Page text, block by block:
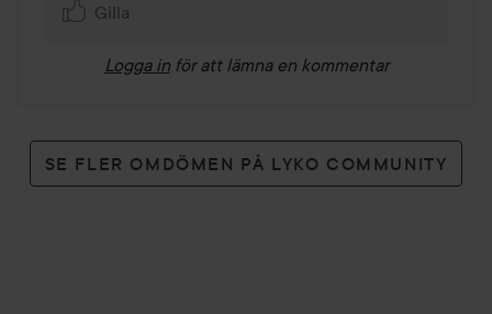
Gilla
Logga in för att lämna en kommentar
SE FLER OMDÖMEN PÅ LYKO COMMUNITY